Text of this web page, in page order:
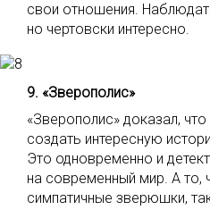
свои отношения.
но чертовски интересно.
9. «Зверополис»
«Зверополис» доказал,
создать интересную
Это одновременно и
на современный мир. А то,
симпатичные зверюшки,